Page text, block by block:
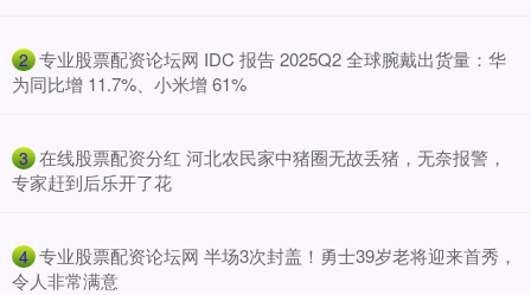
2 ​专业股票配资论坛网 IDC 报告 2025Q2 全球腕戴出货量：华
为同比增 11.7%、小米增 61%
3 ​在线股票配资分红 河北农民家中猪圈无故丢猪，无奈报警，
专家赶到后乐开了花
4 ​专业股票配资论坛网 半场3次封盖！勇士39岁老将迎来首秀，
令人非常满意